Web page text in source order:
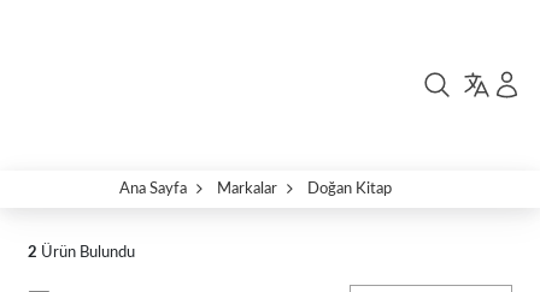
Ana Sayfa Markalar Doğan Kitap
2 Ürün Bulundu